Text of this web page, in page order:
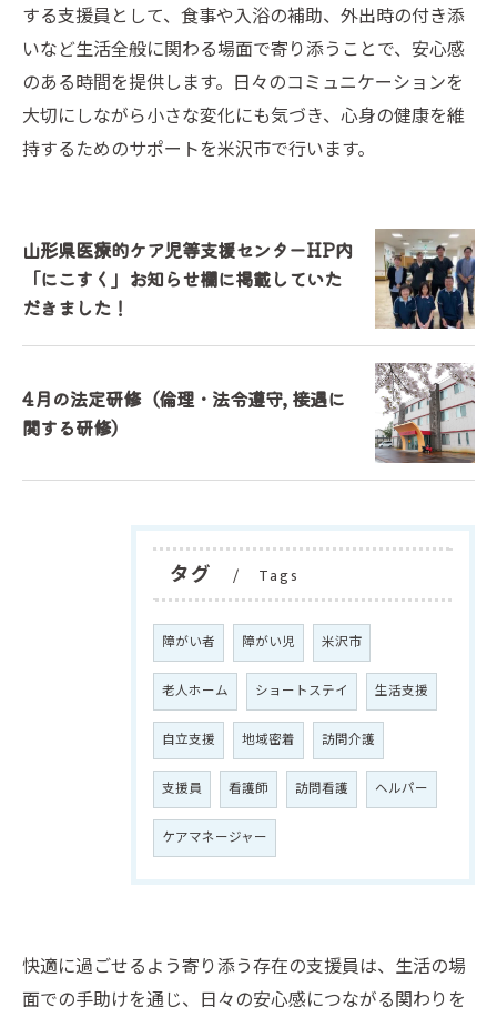
する支援員として、食事や入浴の補助、外出時の付き添
いなど生活全般に関わる場面で寄り添うことで、安心感
のある時間を提供します。日々のコミュニケーションを
大切にしながら小さな変化にも気づき、心身の健康を維
持するためのサポートを米沢市で行います。
山形県医療的ケア児等支援センターHP内
「にこすく」お知らせ欄に掲載していた
だきました！
4月の法定研修（倫理・法令遵守, 接遇に
関する研修）
タグ Tags
障がい者 障がい児 米沢市
老人ホーム ショートステイ 生活支援
自立支援 地域密着 訪問介護
支援員 看護師 訪問看護 ヘルパー
ケアマネージャー
快適に過ごせるよう寄り添う存在の支援員は、生活の場
面での手助けを通じ、日々の安心感につながる関わりを